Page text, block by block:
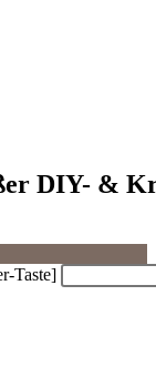
DIY- &
Taste]